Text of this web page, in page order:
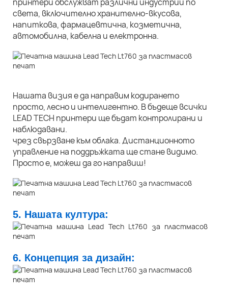
света, включително хранително-вкусова,
напиткова, фармацевтична, козметична,
автомобилна, кабелна и електронна.
Нашата визия е да направим кодирането
просто, лесно и интелигентно. В бъдеще всички
LEAD TECH принтери ще бъдат контролирани и
наблюдавани.
чрез свързване към облака. Дистанционното
управление на поддръжката ще стане видимо.
Просто е, можеш да го направиш!
5. Нашата култура:
6. Концепция за дизайн: